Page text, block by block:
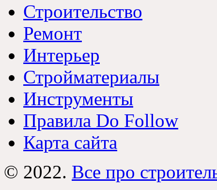
Строительство
Ремонт
Интерьер
Стройматериалы
Инструменты
Правила Do Follow
Карта сайта
© 2022. Все про